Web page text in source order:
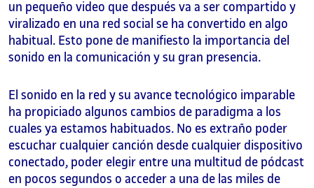
un pequeño video que después va a ser compartido y
viralizado en una red social se ha convertido en algo
habitual. Esto pone de manifiesto la importancia del
sonido en la comunicación y su gran presencia.
El sonido en la red y su avance tecnológico imparable
ha propiciado algunos cambios de paradigma a los
cuales ya estamos habituados. No es extraño poder
escuchar cualquier canción desde cualquier dispositivo
conectado, poder elegir entre una multitud de pódcast
en pocos segundos o acceder a una de las miles de